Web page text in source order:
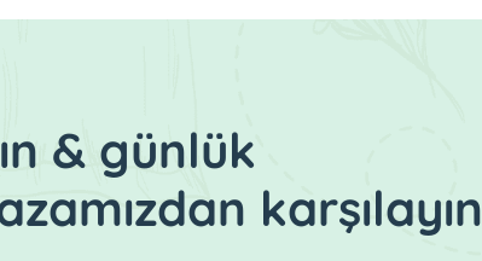
& günlük
karşılayın